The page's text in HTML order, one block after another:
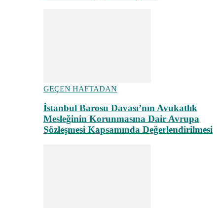
GEÇEN HAFTADAN
İstanbul Barosu Davası’nın Avukatlık
Mesleğinin Korunmasına Dair Avrupa
Sözleşmesi Kapsamında Değerlendirilmesi